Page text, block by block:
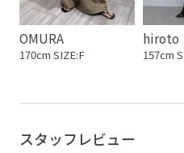
OMURA
170cm SIZE:F
hiroto
157cm
スタッフレビュー